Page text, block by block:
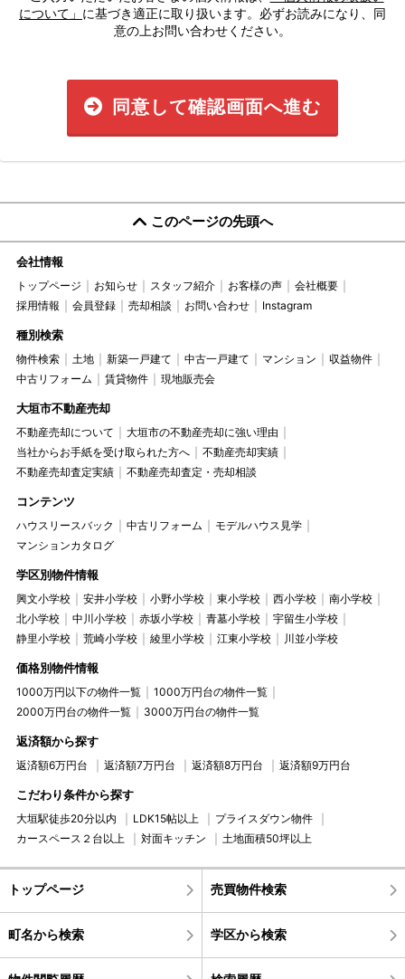
について」 に基づき適正に取り扱います。必ずお読みになり、同
意の上お問い合わせください。
同意して確認画面へ進む
このページの先頭へ
会社情報
トップページ お知らせ スタッフ紹介 お客様の声
会社概要
採用情報
会員登録 売却相談 お問い合わせ Instagram
種別検索
物件検索 土地 新築一戸建て 中古一戸建て マンション
収益物件
中古リフォーム
賃貸物件 現地販売会
大垣市不動産売却
不動産売却について
大垣市の不動産売却に強い理由
当社からお手紙を受け取られた方へ
不動産売却実績
不動産売却査定実績
不動産売却査定・売却相談
コンテンツ
ハウスリースバック 中古リフォーム
モデルハウス見学
マンションカタログ
学区別物件情報
興文小学校 安井小学校 小野小学校 東小学校 西小学校
南小学校
北小学校
中川小学校 赤坂小学校 青墓小学校
宇留生小学校
静里小学校
荒崎小学校 綾里小学校 江東小学校 川並小学校
価格別物件情報
1000万円以下の物件一覧
1000万円台の物件一覧
2000万円台の物件一覧
3000万円台の物件一覧
返済額から探す
返済額6万円台 返済額7万円台 返済額8万円台 返済額9万円台
こだわり条件から探す
大垣駅徒歩20分以内 LDK15帖以上
プライスダウン物件
カースペース２台以上
対面キッチン 土地面積50坪以上
トップページ 売買物件検索
町名から検索 学区から検索